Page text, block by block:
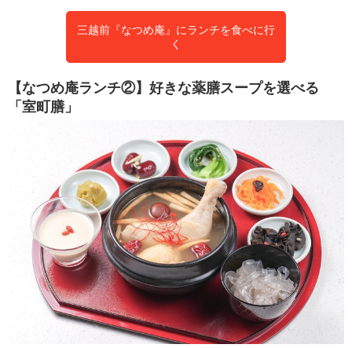
三越前『なつめ庵』にランチを食べに行
く
【なつめ庵ランチ②】好きな薬膳スープを選べる
「室町膳」